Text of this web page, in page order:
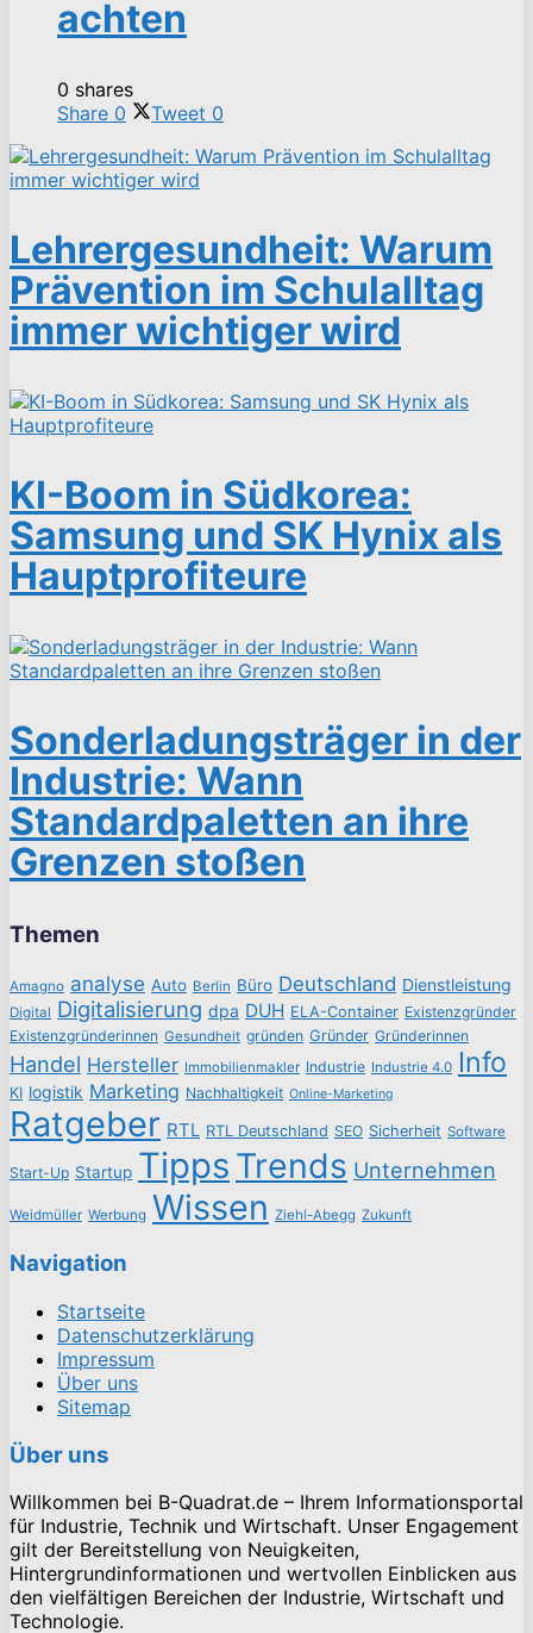
achten
0 shares
Share 0 Tweet 0
Lehrergesundheit: Warum
Prävention im Schulalltag
immer wichtiger wird
KI-Boom in Südkorea:
Samsung und SK Hynix als
Hauptprofiteure
Sonderladungsträger in der
Industrie: Wann
Standardpaletten an ihre
Grenzen stoßen
Themen
Amagno analyse Auto Berlin Büro Deutschland Dienstleistung
Digital Digitalisierung dpa DUH ELA-Container Existenzgründer
Existenzgründerinnen Gesundheit gründen Gründer Gründerinnen
Handel Hersteller Immobilienmakler Industrie Industrie 4.0 Info
KI logistik Marketing Nachhaltigkeit Online-Marketing
Ratgeber RTL RTL Deutschland SEO Sicherheit Software
Start-Up Startup Tipps Trends Unternehmen
Weidmüller Werbung Wissen Ziehl-Abegg Zukunft
Navigation
Startseite
Datenschutzerklärung
Impressum
Über uns
Sitemap
Über uns
Willkommen bei B-Quadrat.de – Ihrem Informationsportal
für Industrie, Technik und Wirtschaft. Unser Engagement
gilt der Bereitstellung von Neuigkeiten,
Hintergrundinformationen und wertvollen Einblicken aus
den vielfältigen Bereichen der Industrie, Wirtschaft und
Technologie.